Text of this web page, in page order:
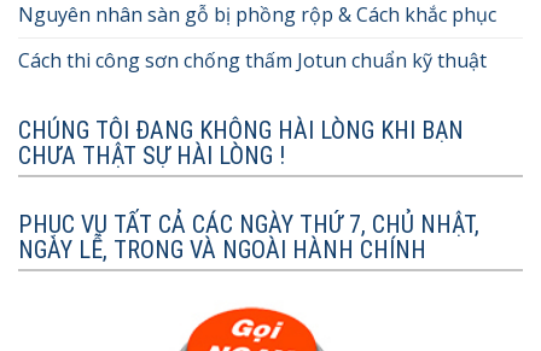
Nguyên nhân sàn gỗ bị phồng rộp & Cách khắc phục
Cách thi công sơn chống thấm Jotun chuẩn kỹ thuật
CHÚNG TÔI ĐANG KHÔNG HÀI LÒNG KHI BẠN
CHƯA THẬT SỰ HÀI LÒNG !
PHỤC VỤ TẤT CẢ CÁC NGÀY THỨ 7, CHỦ NHẬT,
NGÀY LỄ, TRONG VÀ NGOÀI HÀNH CHÍNH